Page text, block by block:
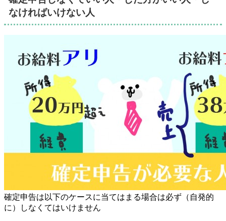
なければいけない人
確定申告は以下のケースに当てはまる場合は必ず（自発的
に）しなくてはいけません